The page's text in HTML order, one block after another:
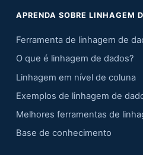
APRENDA SOBRE LINHAGEM
Ferramenta de linhagem de
O que é linhagem de dados?
Linhagem em nível de coluna
Exemplos de linhagem de
Melhores ferramentas de
Base de conhecimento